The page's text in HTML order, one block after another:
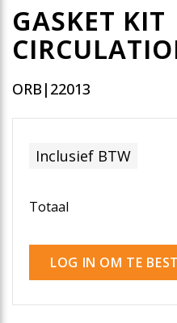
GASKET KIT
ORB|22013
Inclusief BTW
Totaal
LOG IN OM TE